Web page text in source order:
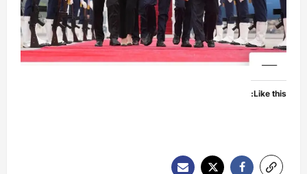
Like this: